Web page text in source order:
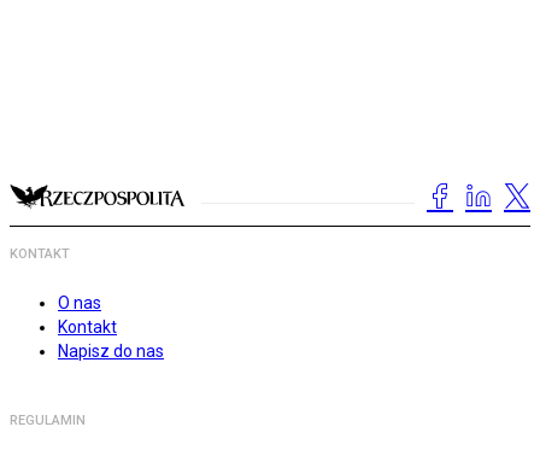
KONTAKT
O nas
Kontakt
Napisz do nas
REGULAMIN